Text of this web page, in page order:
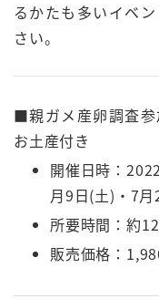
るかたも多いイベ
さい。
■親ガメ産卵調査参
お土産付き
開催日時：
月9日(土)・7
所要時間：約
販売価格：